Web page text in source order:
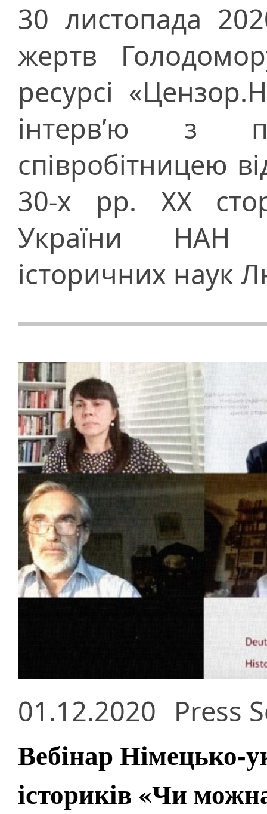
30 листопада
жертв
ресурсі
інтерв’ю з
співробітницею
30-х рр. ХХ
України НАН
історичних наук
01.12.2020 Press
Вебінар Німецько-
істориків «Чи